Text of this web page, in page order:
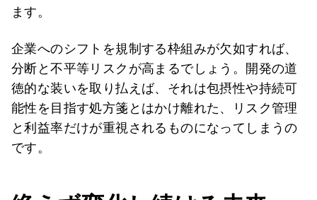
ます。
企業へのシフトを規制する枠組みが欠如すれば、
分断と不平等リスクが高まるでしょう。開発の道
徳的な装いを取り払えば、それは包摂性や持続可
能性を目指す処方箋とはかけ離れた、リスク管理
と利益率だけが重視されるものになってしまうの
です。